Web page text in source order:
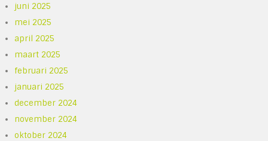
juni 2025
mei 2025
april 2025
maart 2025
februari 2025
januari 2025
december 2024
november 2024
oktober 2024